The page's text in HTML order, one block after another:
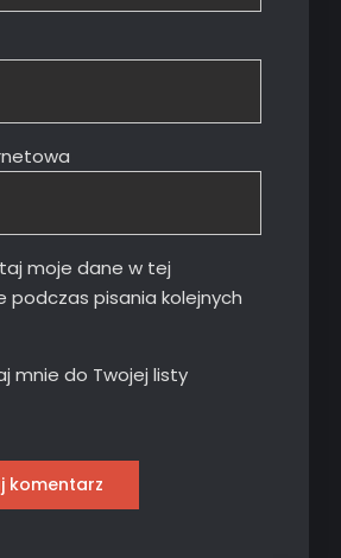
moje dane w tej
podczas pisania kolejnych
mnie do Twojej listy